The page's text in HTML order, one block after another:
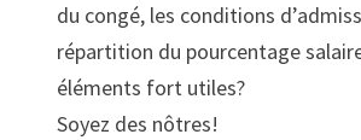
du congé, les conditions
répartition du pourcentage
éléments fort utiles?
Soyez des nôtres!